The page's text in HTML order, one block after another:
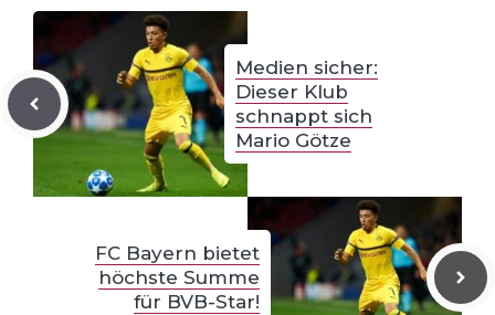
Medien sicher:
Dieser Klub
schnappt sich
Mario Götze
FC Bayern bietet
höchste Summe
für BVB-Star!